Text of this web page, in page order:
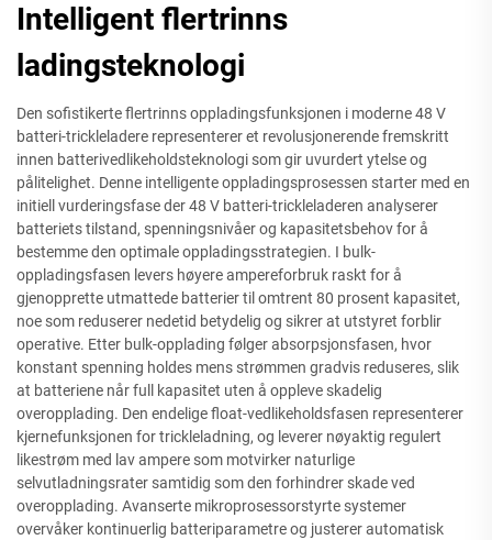
Intelligent flertrinns
ladingsteknologi
Den sofistikerte flertrinns oppladingsfunksjonen i moderne 48 V
batteri-trickleladere representerer et revolusjonerende fremskritt
innen batterivedlikeholdsteknologi som gir uvurdert ytelse og
pålitelighet. Denne intelligente oppladingsprosessen starter med en
initiell vurderingsfase der 48 V batteri-trickleladeren analyserer
batteriets tilstand, spenningsnivåer og kapasitetsbehov for å
bestemme den optimale oppladingsstrategien. I bulk-
oppladingsfasen levers høyere ampereforbruk raskt for å
gjenopprette utmattede batterier til omtrent 80 prosent kapasitet,
noe som reduserer nedetid betydelig og sikrer at utstyret forblir
operative. Etter bulk-opplading følger absorpsjonsfasen, hvor
konstant spenning holdes mens strømmen gradvis reduseres, slik
at batteriene når full kapasitet uten å oppleve skadelig
overopplading. Den endelige float-vedlikeholdsfasen representerer
kjernefunksjonen for trickleladning, og leverer nøyaktig regulert
likestrøm med lav ampere som motvirker naturlige
selvutladningsrater samtidig som den forhindrer skade ved
overopplading. Avanserte mikroprosessorstyrte systemer
overvåker kontinuerlig batteriparametre og justerer automatisk